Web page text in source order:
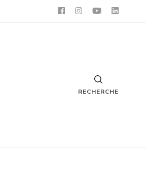
RECHERCHE